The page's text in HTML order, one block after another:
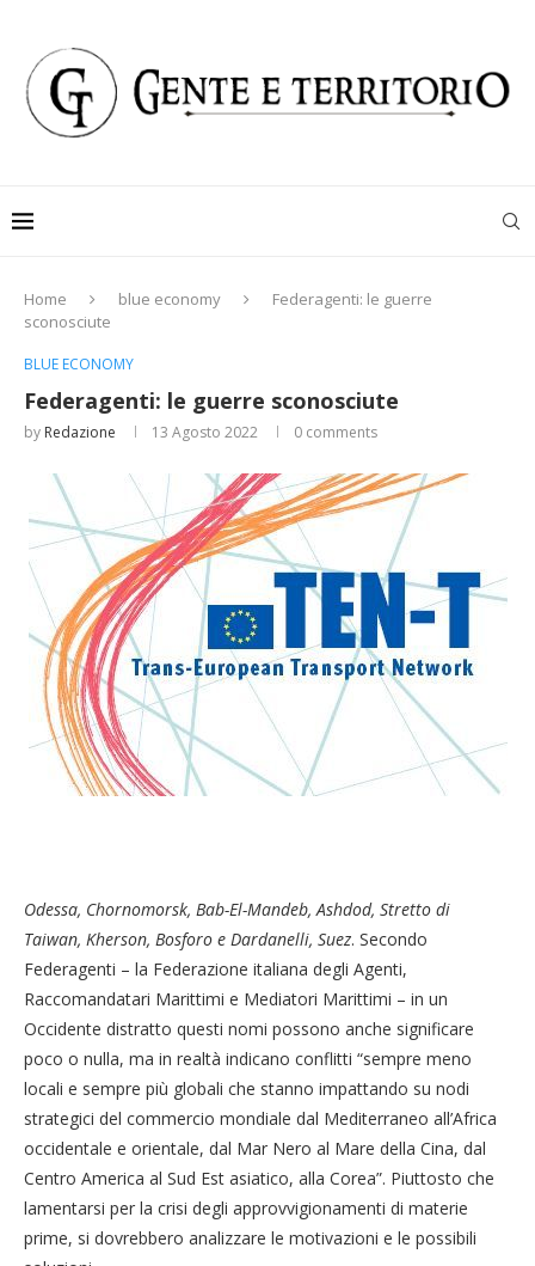
Home blue economy
Federagenti: le guerre
sconosciute
BLUE ECONOMY
Federagenti: le guerre sconosciute
by Redazione 13 Agosto 2022 0 comments
Odessa, Chornomorsk, Bab-El-Mandeb, Ashdod, Stretto di
Taiwan, Kherson, Bosforo e Dardanelli, Suez. Secondo
Federagenti – la Federazione italiana degli Agenti,
Raccomandatari Marittimi e Mediatori Marittimi – in un
Occidente distratto questi nomi possono anche significare
poco o nulla, ma in realtà indicano conflitti “sempre meno
locali e sempre più globali che stanno impattando su nodi
strategici del commercio mondiale dal Mediterraneo all’Africa
occidentale e orientale, dal Mar Nero al Mare della Cina, dal
Centro America al Sud Est asiatico, alla Corea”. Piuttosto che
lamentarsi per la crisi degli approvvigionamenti di materie
prime, si dovrebbero analizzare le motivazioni e le possibili